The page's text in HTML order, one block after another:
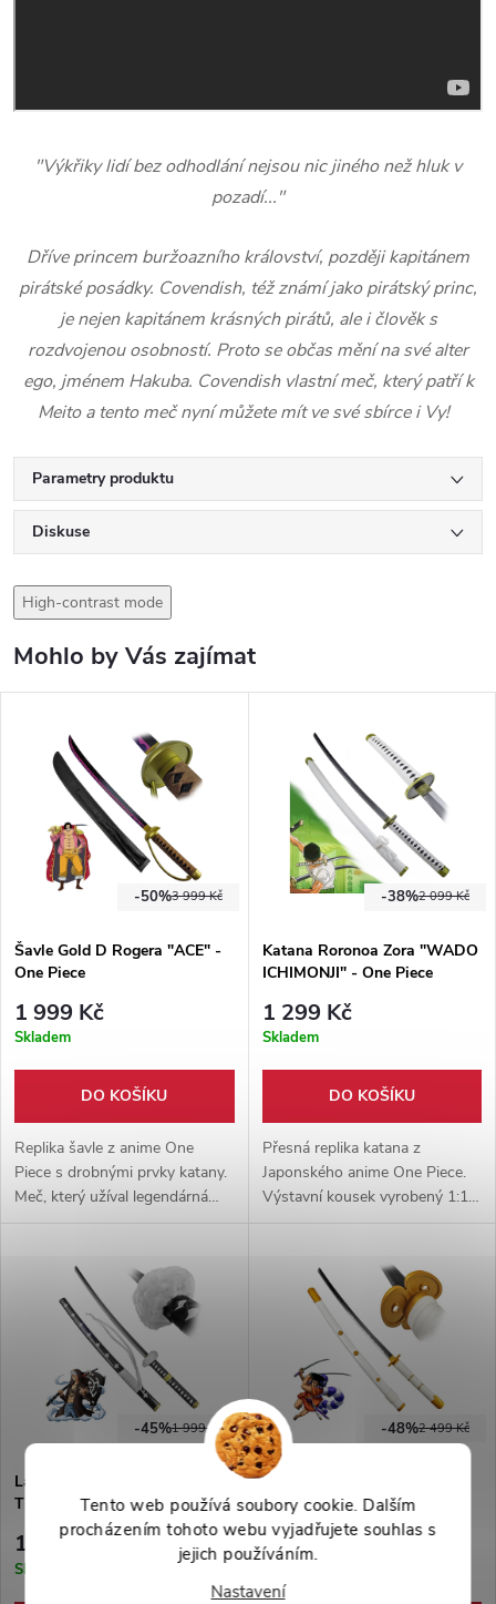
Tento web používá soubory cookie. Dalším
procházením tohoto webu vyjadřujete souhlas s
jejich používáním.
Nastavení
"Výkřiky lidí bez odhodlání nejsou nic jiného než hluk v
pozadí..."
Dříve princem buržoazního království, později kapitánem
pirátské posádky. Covendish, též známí jako pirátský princ,
je nejen kapitánem krásných pirátů, ale i člověk s
rozdvojenou osobností. Proto se občas mění na své alter
ego, jménem Hakuba. Covendish vlastní meč, který patří k
Meito a tento meč nyní můžete mít ve své sbírce i Vy!
Parametry produktu
Diskuse
High-contrast mode
Mohlo by Vás zajímat
3 999 Kč
-50%
Šavle Gold D Rogera "ACE" -
One Piece
1 999 Kč
Skladem
DO KOŠÍKU
Replika šavle z anime One
Piece s drobnými prvky katany.
Meč, který užíval legendárná
Gold D Roger, vyrobená z
součástí balení.
2 099 Kč
-38%
Katana Roronoa Zora "WADO
ICHIMONJI" - One Piece
1 299 Kč
Skladem
DO KOŠÍKU
Přesná replika katana z
Japonského anime One Piece.
Výstavní kousek vyrobený 1:1 s
originální předlohou. Vhodný
1 999 Kč
-45%
Lawova katana "SWORD OF
TRAFALGAR LAW" One Piece
1 099 Kč
Skladem
2 499 Kč
-48%
Samurajský meč Meito "AME
NO HABAKIRI - V2" - One
Piece
1 299 Kč